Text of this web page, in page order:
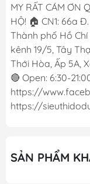
MY RẤT CÁM ƠN
HỘ! 🏠 CN1: 66a
Thành phố Hồ
kênh 19/5, Tây
Thới Hòa, Ấp 5A,
🔴 Open: 6:30-
https://
https://
SẢN PHẨM